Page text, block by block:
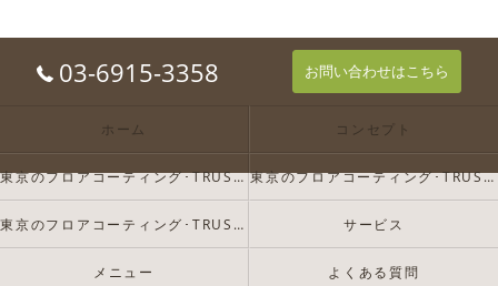
03-6915-3358 お問い合わせはこちら
ホーム コンセプト
東京のフロアコーティング･TRUST-Dの口コミ情報 東京のフロアコーティング･TRUST-Dの評判
東京のフロアコーティング･TRUST-Dのお客様の声 サービス
メニュー よくある質問